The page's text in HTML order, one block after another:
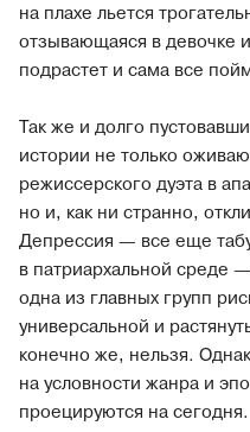
на плахе льется
отзывающаяся в девочке
подрастет и сама все
Так же и долго
истории не только
режиссерского дуэта в
но и, как ни странно,
Депрессия — все еще
в патриархальной среде
одна из главных групп
универсальной и
конечно же, нельзя.
на условности жанра и
проецируются на сегодня.